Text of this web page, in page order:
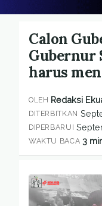
Calon
Gubernur
harus
OLEH Redaksi
DITERBITKAN
DIPERBARUI
WAKTU BACA 3